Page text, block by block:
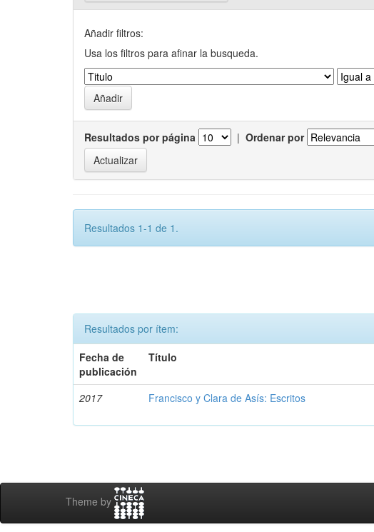
Añadir filtros:
Usa los filtros para afinar la busqueda.
Resultados por página | Ordenar por
Resultados 1-1 de 1.
Resultados por ítem:
Fecha de
publicación
Título
2017 Francisco y Clara de Asís: Escritos
Theme by